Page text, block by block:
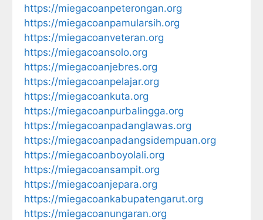
https://miegacoanpeterongan.org
https://miegacoanpamularsih.org
https://miegacoanveteran.org
https://miegacoansolo.org
https://miegacoanjebres.org
https://miegacoanpelajar.org
https://miegacoankuta.org
https://miegacoanpurbalingga.org
https://miegacoanpadanglawas.org
https://miegacoanpadangsidempuan.org
https://miegacoanboyolali.org
https://miegacoansampit.org
https://miegacoanjepara.org
https://miegacoankabupatengarut.org
https://miegacoanungaran.org